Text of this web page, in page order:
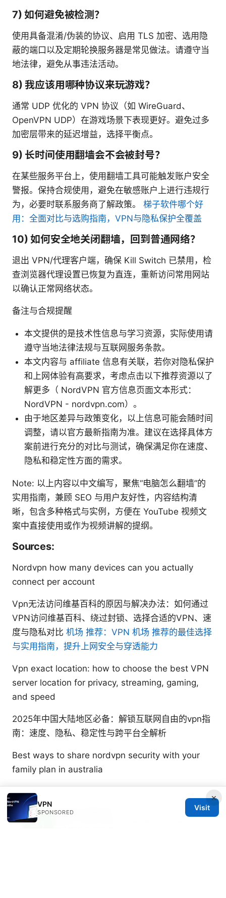
7) 如何避免被检测？
使用具备混淆/伪装的协议、启用 TLS 加密、选用隐
蔽的端口以及定期轮换服务器是常见做法。请遵守当
地法律，避免从事违法活动。
8) 我应该用哪种协议来玩游戏？
通常 UDP 优化的 VPN 协议（如 WireGuard、
OpenVPN UDP）在游戏场景下表现更好。避免过多
加密层带来的延迟增益，选择平衡点。
9) 长时间使用翻墙会不会被封号？
在某些服务平台上，使用翻墙工具可能触发账户安全
警报。保持合规使用，避免在敏感账户上进行违规行
为，必要时联系服务商了解政策。 梯子软件哪个好
用：全面对比与选购指南，VPN与隐私保护全覆盖
10) 如何安全地关闭翻墙，回到普通网络？
退出 VPN/代理客户端，确保 Kill Switch 已禁用，检
查浏览器代理设置已恢复为直连，重新访问常用网站
以确认正常网络状态。
备注与合规提醒
本文提供的是技术性信息与学习资源，实际使用请
遵守当地法律法规与互联网服务条款。
本文内容与 affiliate 信息有关联，若你对隐私保护
和上网体验有高要求，考虑点击以下推荐资源以了
解更多（ NordVPN 官方信息页面文本形式：
NordVPN - nordvpn.com）。
由于地区差异与政策变化，以上信息可能会随时间
调整，请以官方最新指南为准。建议在选择具体方
案前进行充分的对比与测试，确保满足你在速度、
隐私和稳定性方面的需求。
Note: 以上内容以中文编写，聚焦“电脑怎么翻墙”的
实用指南，兼顾 SEO 与用户友好性，内容结构清
晰，包含多种格式与实例，方便在 YouTube 视频文
案中直接使用或作为视频讲解的提纲。
Sources:
Nordvpn how many devices can you actually
connect per account
Vpn无法访问维基百科的原因与解决办法：如何通过
VPN访问维基百科、绕过封锁、选择合适的VPN、速
度与隐私对比 机场 推荐：VPN 机场 推荐的最佳选择
与实用指南，提升上网安全与穿透能力
Vpn exact location: how to choose the best VPN
server location for privacy, streaming, gaming,
and speed
2025年中国大陆地区必备：解锁互联网自由的vpn指
南：速度、隐私、稳定性与跨平台全解析
Best ways to share nordvpn security with your
family plan in australia
Beatrix Yelland
×
VPN
SPONSORED
Visit